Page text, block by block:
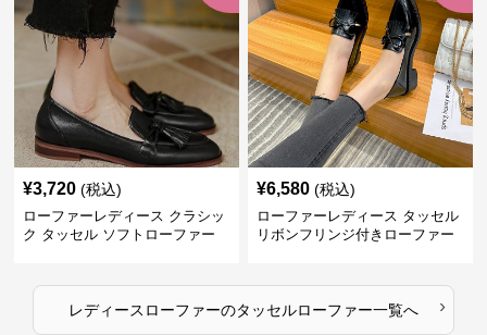
¥3,720 (税込)
ローファーレディース クラシッ
ク タッセル ソフトローファー
¥6,580 (税込)
ローファーレディース タッセル
リボンフリンジ付きローファー
レディースローファーのタッセルローファー一覧へ ›